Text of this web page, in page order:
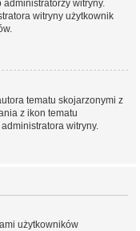
witryny.
witryny użytkownik
tematu skojarzonymi z
z ikon tematu
witryny.
użytkowników